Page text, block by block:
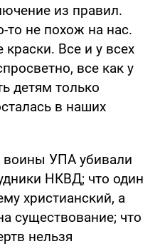
из правил.
то не похож на нас.
Все и у всех
все как у
детям только
в наших
УПА убивали
НКВД; что один
христианский, а
существование; что
нельзя